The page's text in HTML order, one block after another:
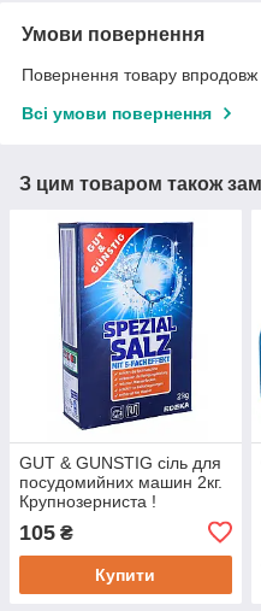
Умови повернення
Повернення товару впродовж
Всі умови повернення
З цим товаром також
GUT & GUNSTIG сіль для
посудомийних машин 2кг.
Крупнозерниста !
105 ₴
Купити